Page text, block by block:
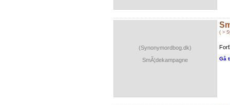
(Synonymordbog.dk)
SmÃ¦dekampagne
( >
Gå